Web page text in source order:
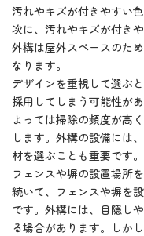
汚れやキズが付きやすい
次に、汚れやキズが付き
外構は屋外スペースのた
なります。
デザインを重視して選ぶ
採用してしまう可能性が
よっては掃除の頻度が高
します。外構の設備には
材を選ぶことも重要です。
フェンスや塀の設置場所
続いて、フェンスや塀を
です。外構には、目隠し
る場合があります。しか